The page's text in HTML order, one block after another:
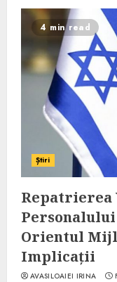
4 min read
Știri
Repatrierea
Orientul
Implicații
AVASILOAIEI IRINA